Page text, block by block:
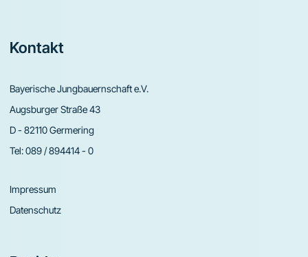
Footer
Kontakt
Bayerische Jungbauernschaft e.V.
Augsburger Straße 43
D - 82110 Germering
Tel:089 / 894414 - 0
Impressum
Datenschutz